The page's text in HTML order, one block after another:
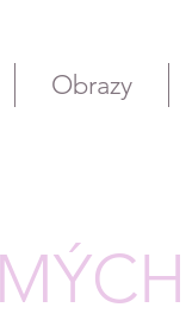
Obrazy